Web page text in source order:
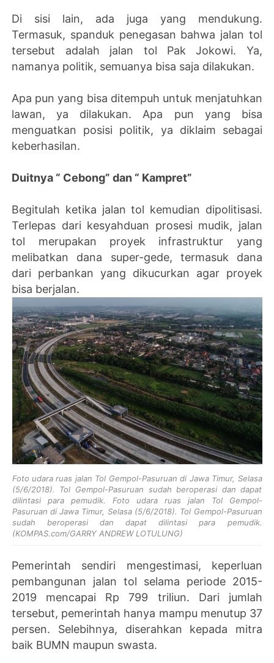
Di sisi lain, ada juga yang mendukung.
Termasuk, spanduk penegasan bahwa jalan tol
tersebut adalah jalan tol Pak Jokowi. Ya,
namanya politik, semuanya bisa saja dilakukan.
Apa pun yang bisa ditempuh untuk menjatuhkan
lawan, ya dilakukan. Apa pun yang bisa
menguatkan posisi politik, ya diklaim sebagai
keberhasilan.
Duitnya “ Cebong” dan “ Kampret”
Begitulah ketika jalan tol kemudian dipolitisasi.
Terlepas dari kesyahduan prosesi mudik, jalan
tol merupakan proyek infrastruktur yang
melibatkan dana super-gede, termasuk dana
dari perbankan yang dikucurkan agar proyek
bisa berjalan.
Foto udara ruas jalan Tol Gempol-Pasuruan di Jawa Timur, Selasa
(5/6/2018). Tol Gempol-Pasuruan sudah beroperasi dan dapat
dilintasi para pemudik. Foto udara ruas jalan Tol Gempol-
Pasuruan di Jawa Timur, Selasa (5/6/2018). Tol Gempol-Pasuruan
sudah beroperasi dan dapat dilintasi para pemudik.
(KOMPAS.com/GARRY ANDREW LOTULUNG)
Pemerintah sendiri mengestimasi, keperluan
pembangunan jalan tol selama periode 2015-
2019 mencapai Rp 799 triliun. Dari jumlah
tersebut, pemerintah hanya mampu menutup 37
persen. Selebihnya, diserahkan kepada mitra
baik BUMN maupun swasta.